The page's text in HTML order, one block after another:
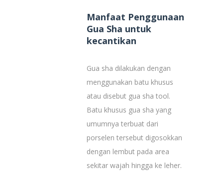
Manfaat Penggunaan
Gua Sha untuk
kecantikan
Gua sha dilakukan dengan
menggunakan batu khusus
atau disebut gua sha tool.
Batu khusus gua sha yang
umumnya terbuat dari
porselen tersebut digosokkan
dengan lembut pada area
sekitar wajah hingga ke leher.